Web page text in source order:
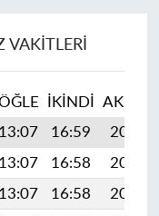
İKINDI
AKŞAM
13:07 16:59
20:11
13:07 16:58
20:10
13:07 16:58
20:09